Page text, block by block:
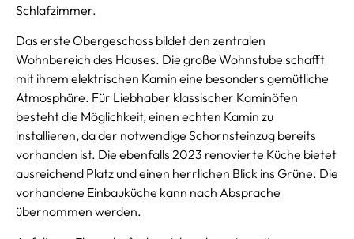
Schlafzimmer.
Das erste Obergeschoss bildet den zentralen
Wohnbereich des Hauses. Die große Wohnstube schafft
mit ihrem elektrischen Kamin eine besonders gemütliche
Atmosphäre. Für Liebhaber klassischer Kaminöfen
besteht die Möglichkeit, einen echten Kamin zu
installieren, da der notwendige Schornsteinzug bereits
vorhanden ist. Die ebenfalls 2023 renovierte Küche bietet
ausreichend Platz und einen herrlichen Blick ins Grüne. Die
vorhandene Einbauküche kann nach Absprache
übernommen werden.